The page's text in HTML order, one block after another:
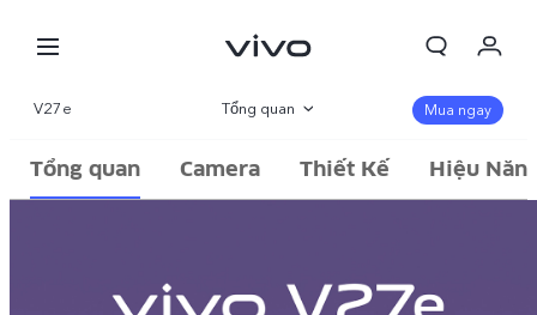
Giỏ hàng
V27e Tổng quan
Thư viện
Mua ngay
Tổng quan Camera Thiết Kế Hiệu